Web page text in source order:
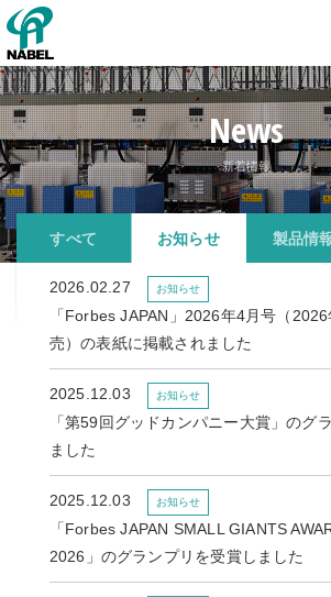
News
新着情報
すべて お知らせ 製品情
2026.02.27 お知らせ
「Forbes JAPAN」2026年4月号（
売）の表紙に掲載されました
2025.12.03 お知らせ
「第59回グッドカンパニー大賞」のグ
ました
2025.12.03 お知らせ
「Forbes JAPAN SMALL GIANTS
2026」のグランプリを受賞しました